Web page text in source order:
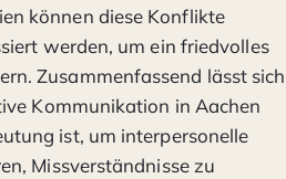
können diese Konflikte
werden, um ein friedvolles
Zusammenfassend lässt sich
Kommunikation in Aachen
ist, um interpersonelle
Missverständnisse zu